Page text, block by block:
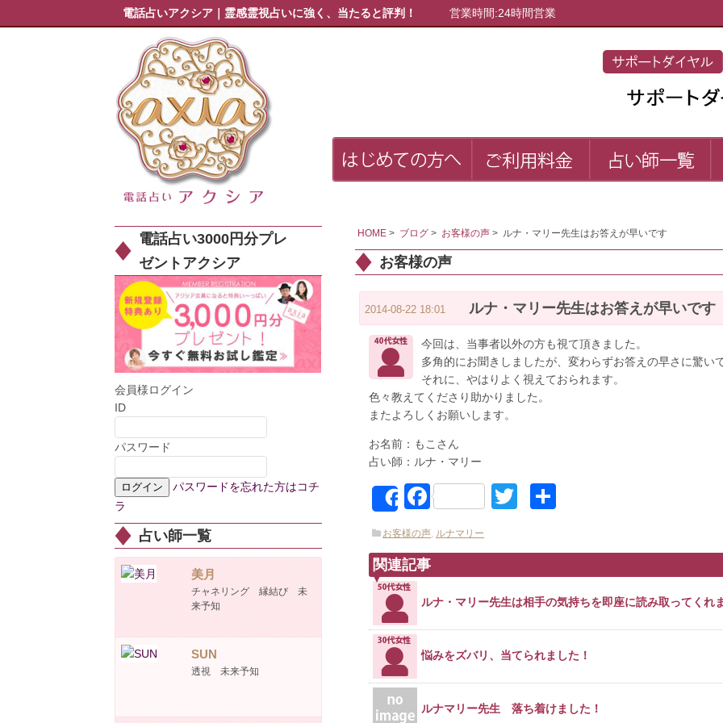
電話占いアクシア｜霊感霊視占いに強く、当たると評判！ 営業時間:24時間営業
電話占い3000円分プレ
ゼントアクシア
会員様ログイン
ID
パスワード
パスワードを忘れた方はコチ
ラ
占い師一覧
美月
チャネリング 縁結び 未
来予知
SUN
透視 未来予知
HOME> ブログ> お客様の声> ルナ・マリー先生はお答えが早いです
お客様の声
2014-08-22 18:01 ルナ・マリー先生はお答えが早いです
今回は、当事者以外の方も視て頂きました。
多角的にお聞きしましたが、変わらずお答えの早さに驚いて
それに、やはりよく視えておられます。
色々教えてくださり助かりました。
またよろしくお願いします。
お名前：もこさん
占い師：ルナ・マリー
ShareFacebookTwitter
お客様の声, ルナマリー
関連記事
ルナ・マリー先生は相手の気持ちを即座に読み取ってくれ
悩みをズバリ、当てられました！
ルナマリー先生 落ち着けました！